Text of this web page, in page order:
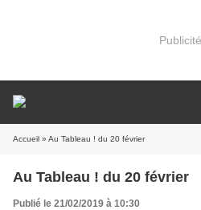
Publicité
Accueil » Au Tableau ! du 20 février
Au Tableau ! du 20 février
Publié le 21/02/2019 à 10:30